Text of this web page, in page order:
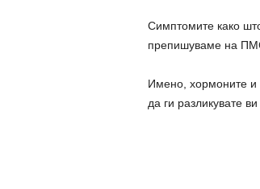
Симптомите како
препишуваме на
Имено, хормоните и
да ги разликувате